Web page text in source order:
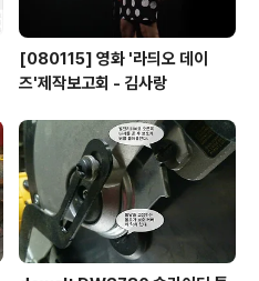
[080115] 영화 '라듸오 데이
즈'제작보고회 - 김사랑